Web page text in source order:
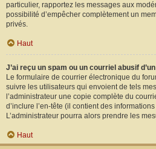
particulier, rapportez les messages aux
possibilité d’empêcher complètement un
privés.
Haut
J’ai reçu un spam ou un courriel abusif
Le formulaire de courrier électronique du
suivre les utilisateurs qui envoient de tels
l’administrateur une copie complète du
d’inclure l’en-tête (il contient des
L’administrateur pourra alors prendre les
Haut